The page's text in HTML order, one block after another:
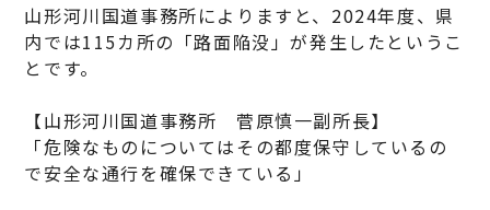
山形河川国道事務所によりますと、2024年度、県
内では115カ所の「路面陥没」が発生したというこ
とです。
【山形河川国道事務所 菅原慎一副所長】
「危険なものについてはその都度保守しているの
で安全な通行を確保できている」